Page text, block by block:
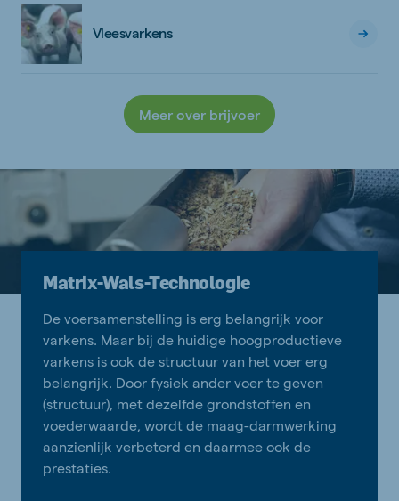
Vleesvarkens
Meer over brijvoer
Matrix-Wals-Technologie
De voersamenstelling is erg belangrijk voor
varkens. Maar bij de huidige hoogproductieve
varkens is ook de structuur van het voer erg
belangrijk. Door fysiek ander voer te geven
(structuur), met dezelfde grondstoffen en
voederwaarde, wordt de maag-darmwerking
aanzienlijk verbeterd en daarmee ook de
prestaties.